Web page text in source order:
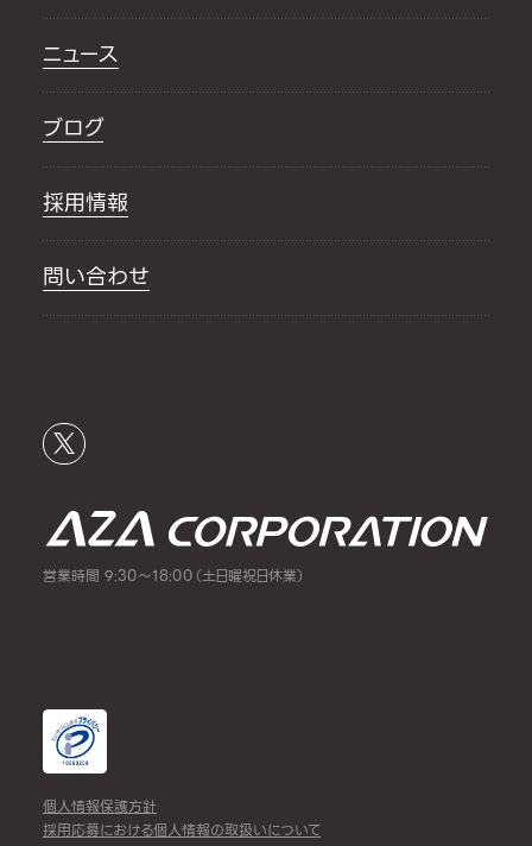
ニュース
ブログ
採用情報
問い合わせ
営業時間 9:30～18:00（土日曜祝日休業）
個人情報保護方針
採用応募における個人情報の取扱いについて